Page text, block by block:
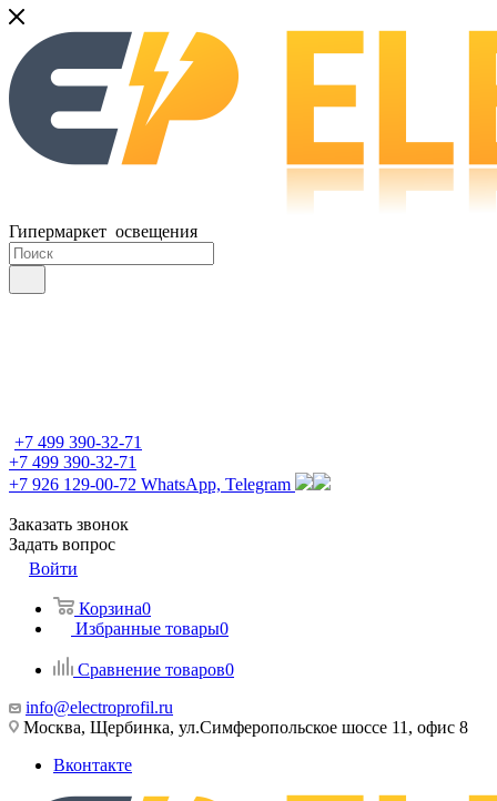
Гипермаркет освещения
+7 499 390-32-71
+7 499 390-32-71
+7 926 129-00-72 WhatsApp, Telegram
Заказать звонок
Задать вопрос
Войти
Корзина0
Избранные товары0
Сравнение товаров0
info@electroprofil.ru
Москва, Щербинка, ул.Симферопольское шоссе 11, офис 8
Вконтакте